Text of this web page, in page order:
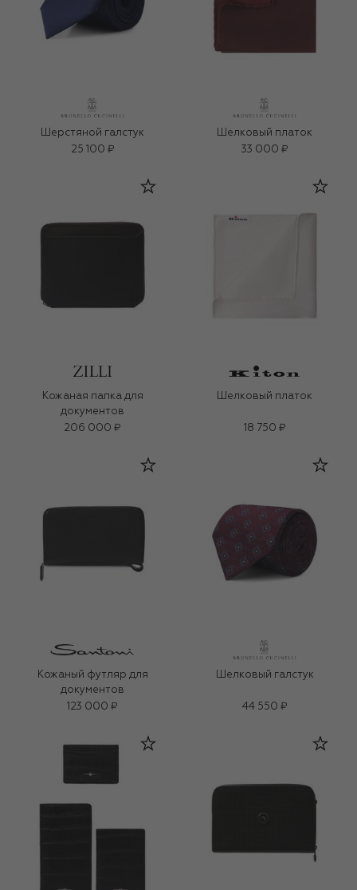
Шерстяной галстук
25 100 ₽
Шелковый платок
33 000 ₽
Кожаная папка для
документов
206 000 ₽
Шелковый платок
18 750 ₽
Кожаный футляр для
документов
123 000 ₽
Шелковый галстук
44 550 ₽